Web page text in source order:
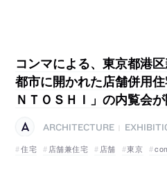
コンマによる、東京都港区
都市に開かれた店舗併用住
ＮＴＯＳＨＩ」の内覧会
ARCHITECTURE
住宅
店舗兼住宅 店舗 東京